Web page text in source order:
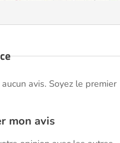
avis. Soyez le premier
mon avis